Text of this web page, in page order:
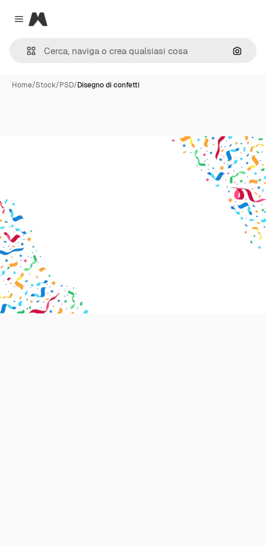
Close menu
Magnific
Cerca
Home/Stock/PSD/Disegno di confetti